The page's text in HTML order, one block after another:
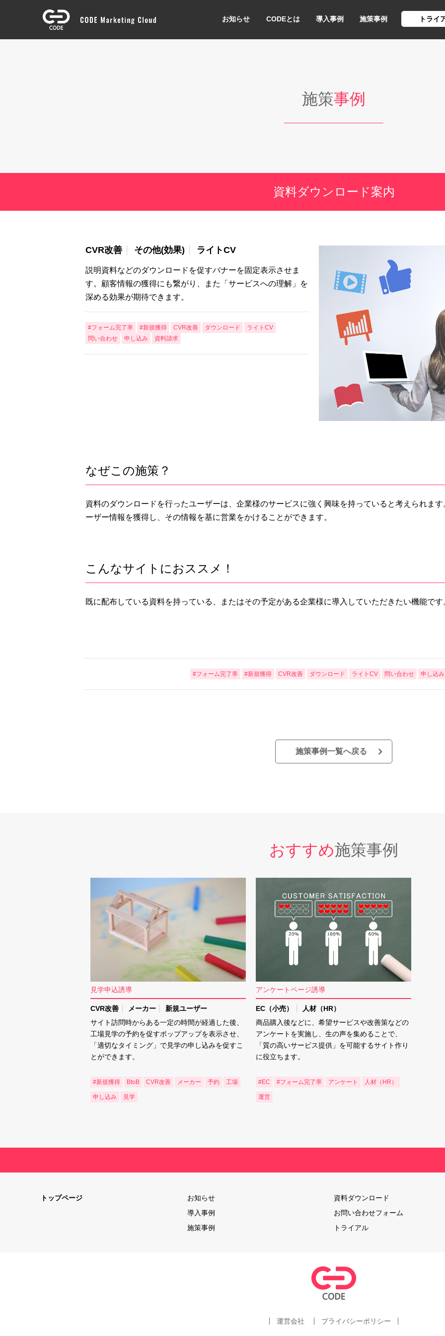
お知らせ CODEとは 導入事例 施策事例 トライ
施策事例
資料ダウンロード案内
CVR改善 その他(効果) ライトCV
説明資料などのダウンロードを促すバナーを固定表示させま
す。顧客情報の獲得にも繋がり、また「サービスへの理解」を
深める効果が期待できます。
#フォーム完了率 #新規獲得 CVR改善 ダウンロード
ライトCV
問い合わせ
申し込み 資料請求
なぜこの施策？
資料のダウンロードを行ったユーザーは、企業様のサービスに強く興味を持っていると考えられま
ーザー情報を獲得し、その情報を基に営業をかけることができます。
こんなサイトにおススメ！
既に配布している資料を持っている、またはその予定がある企業様に導入していただきたい機能です
#フォーム完了率 #新規獲得 CVR改善 ダウンロード ライトCV 問い合わせ 申し込み
施策事例一覧へ戻る
おすすめ施策事例
見学申込誘導
CVR改善 メーカー
新規ユーザー
サイト訪問時からある一定の時間が経過した後、
工場見学の予約を促すポップアップを表示させ、
「適切なタイミング」で見学の申し込みを促すこ
とができます。
#新規獲得 BtoB CVR改善 メーカー 予約 工場
申し込み 見学
アンケートページ誘導
EC（小売）
人材（HR）
商品購入後などに、希望サービスや改善策などの
アンケートを実施し、生の声を集めることで、
「質の高いサービス提供」を可能するサイト作り
に役立ちます。
#EC #フォーム完了率 アンケート 人材（HR）
運営
トップページ
お知らせ
導入事例
施策事例
資料ダウンロード
お問い合わせフォーム
トライアル
運営会社 プライバシーポリシー